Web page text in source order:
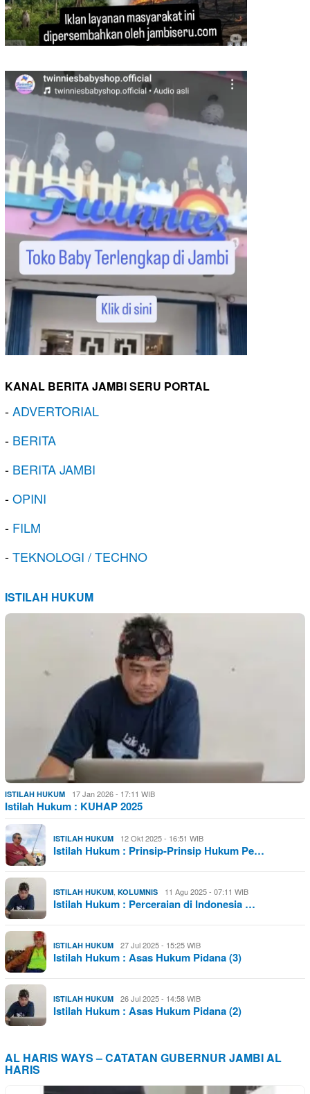
KANAL BERITA JAMBI SERU PORTAL
-ADVERTORIAL
- BERITA
- BERITA JAMBI
-OPINI
- FILM
-TEKNOLOGI / TECHNO
ISTILAH HUKUM
ISTILAH HUKUM 17 Jan 2026 - 17:11 WIB
Istilah Hukum : KUHAP 2025
ISTILAH HUKUM 12 Okt 2025 - 16:51 WIB
Istilah Hukum : Prinsip-Prinsip Hukum Pe…
ISTILAH HUKUM, KOLUMNIS 11 Agu 2025 - 07:11 WIB
Istilah Hukum : Perceraian di Indonesia …
ISTILAH HUKUM 27 Jul 2025 - 15:25 WIB
Istilah Hukum : Asas Hukum Pidana (3)
ISTILAH HUKUM 26 Jul 2025 - 14:58 WIB
Istilah Hukum : Asas Hukum Pidana (2)
AL HARIS WAYS – CATATAN GUBERNUR JAMBI AL
HARIS